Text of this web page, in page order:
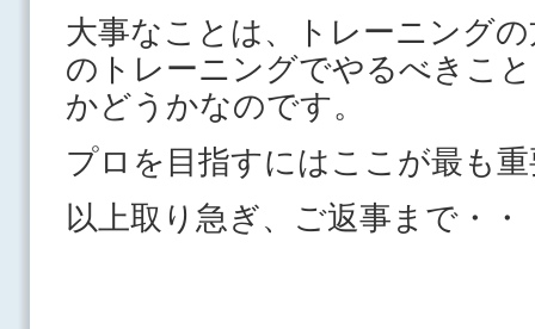
大事なことは、トレーニング
のトレーニングでやるべきこ
かどうかなのです。
プロを目指すにはここが最も
以上取り急ぎ、ご返事まで・・